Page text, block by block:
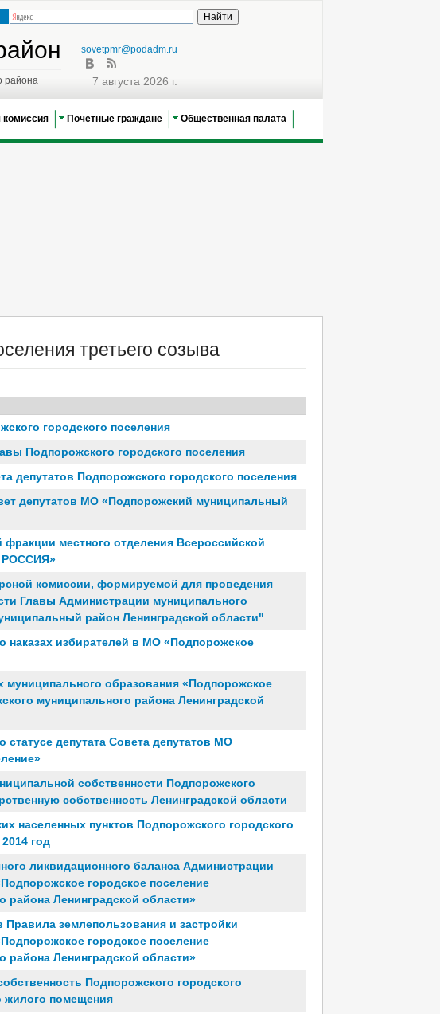
sovetpmr@podadm.ru
7 августа 2026 г.
района
комиссия Почетные граждане Общественная палата
третьего созыва
городского поселения
Подпорожского городского поселения
депутатов Подпорожского городского поселения
депутатов МО «Подпорожский муниципальный
фракции местного отделения Всероссийской
РОССИЯ»
комиссии, формируемой для проведения
Главы Администрации муниципального
район Ленинградской области"
наказах избирателей в МО «Подпорожское
муниципального образования «Подпорожское
муниципального района Ленинградской
депутата Совета депутатов МО
собственности Подпорожского
собственность Ленинградской области
населенных пунктов Подпорожского городского
год
ликвидационного баланса Администрации
городское поселение
района Ленинградской области»
землепользования и застройки
городское поселение
района Ленинградской области»
Подпорожского городского
жилого помещения